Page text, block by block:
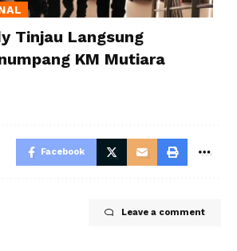
Tinjau Langsung
KM Mutiara
Facebook
Leave a comment